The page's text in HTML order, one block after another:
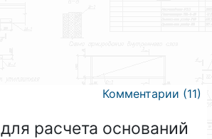
Комментарии (11)
расчета оснований